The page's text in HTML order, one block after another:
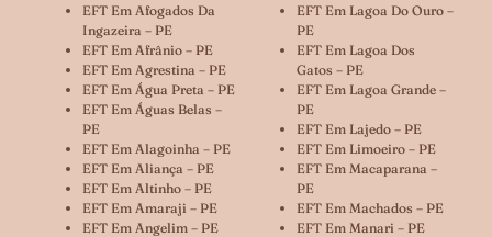
EFT Em Afogados Da
Ingazeira – PE
EFT Em Afrânio – PE
EFT Em Agrestina – PE
EFT Em Água Preta – PE
EFT Em Águas Belas –
PE
EFT Em Alagoinha – PE
EFT Em Aliança – PE
EFT Em Altinho – PE
EFT Em Amaraji – PE
EFT Em Angelim – PE
EFT Em Lagoa Do Ouro –
PE
EFT Em Lagoa Dos
Gatos – PE
EFT Em Lagoa Grande –
PE
EFT Em Lajedo – PE
EFT Em Limoeiro – PE
EFT Em Macaparana –
PE
EFT Em Machados – PE
EFT Em Manari – PE